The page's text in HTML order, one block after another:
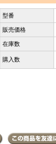
型番
販売価格
在庫数
購入数